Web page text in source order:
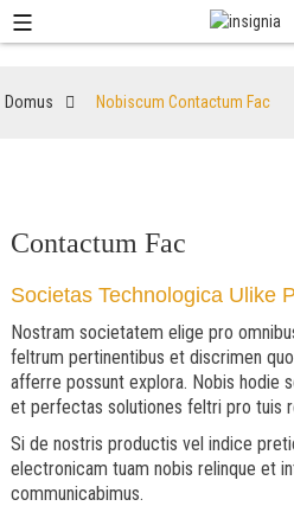
Domus Nobiscum Contactum Fac
Contactum Fac
Societas Technologica Ulike
Nostram societatem elige pro
feltrum pertinentibus et discrimen
afferre possunt explora. Nobis hodie
et perfectas solutiones feltri pro tuis
Si de nostris productis vel indice
electronicam tuam nobis relinque et
communicabimus.